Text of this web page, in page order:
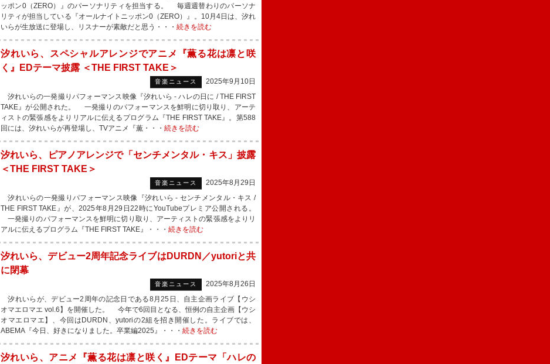
ッポン0（ZERO）』のパーソナリティを担当する。 毎週週替わりのパーソナ
リティが担当している『オールナイトニッポン0（ZERO）』。10月4日は、汐れ
いらが生放送に登場し、リスナーが素敵だと思う・・・ 続きを読む
汐れいら、スペシャルアレンジでアニメ『薫る花は凛と咲
く』EDテーマ披露 ＜THE FIRST TAKE＞
音楽ニュース
2025年9月10日
汐れいらの一発撮りパフォーマンス映像『汐れいら - ハレの日に / THE FIRST
TAKE』が公開された。 一発撮りのパフォーマンスを鮮明に切り取り、アーテ
ィストの緊張感をよりリアルに伝えるプログラム『THE FIRST TAKE』。第588
回には、汐れいらが再登場し、TVアニメ『薫・・・ 続きを読む
汐れいら、ピアノアレンジで「センチメンタル・キス」披露
＜THE FIRST TAKE＞
音楽ニュース
2025年8月29日
汐れいらの一発撮りパフォーマンス映像『汐れいら - センチメンタル・キス /
THE FIRST TAKE』が、2025年8月29日22時にYouTubeプレミア公開される。
一発撮りのパフォーマンスを鮮明に切り取り、アーティストの緊張感をよりリ
アルに伝えるプログラム『THE FIRST TAKE』・・・ 続きを読む
汐れいら、デビュー2周年記念ライブはDURDN／yutoriと共
に閉幕
音楽ニュース
2025年8月26日
汐れいらが、デビュー2周年の記念日である8月25日、自主企画ライブ【ウシ
オマエロマエ vol.6】を開催した。 今年で6回目となる、恒例の自主企画【ウシ
オマエロマエ】、今回はDURDN、yutoriの2組を招き開催した。ライブでは、
ABEMA『今日、好きになりました。卒業編2025』・・・ 続きを読む
汐れいら、アニメ『薫る花は凛と咲く』EDテーマ「ハレの